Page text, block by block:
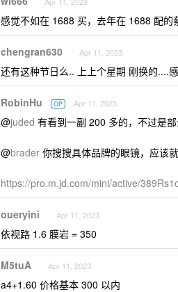
感觉不如在 1688 买，去年在 1688 配的
chengran630 Apr 11, 2023
还有这种节日么.. 上上个星期 刚换的....
RobinHu OP Apr 11, 2023
@juded 有看到一副 200 多的，不过是部
@brader 你搜搜具体品牌的眼镜，应该
https://pro.m.jd.com/mini/active/
oueryini Apr 11, 2023
依视路 1.6 膜岩 = 350
M5tuA Apr 11, 2023
a4+1.60 价格基本 300 以内